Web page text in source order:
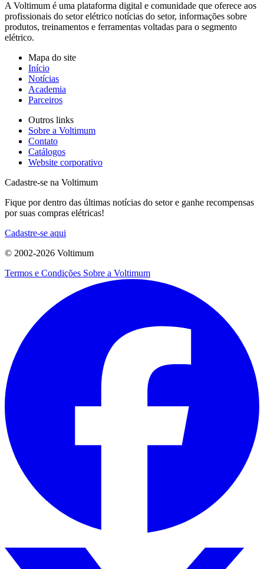
A Voltimum é uma plataforma digital e comunidade que oferece aos
profissionais do setor elétrico notícias do setor, informações sobre
produtos, treinamentos e ferramentas voltadas para o segmento
elétrico.
Mapa do site
Início
Notícias
Academia
Parceiros
Outros links
Sobre a Voltimum
Contato
Catálogos
Website corporativo
Cadastre-se na Voltimum
Fique por dentro das últimas notícias do setor e ganhe recompensas
por suas compras elétricas!
Cadastre-se aqui
© 2002-2026 Voltimum
Termos e Condições Sobre a Voltimum